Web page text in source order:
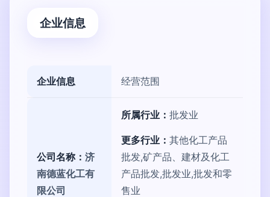
企业信息
企业信息 经营范围
公司名称： 济
南德蓝化工有
限公司
所属行业： 批发业
更多行业： 其他化工产品
批发,矿产品、建材及化工
产品批发,批发业,批发和零
售业